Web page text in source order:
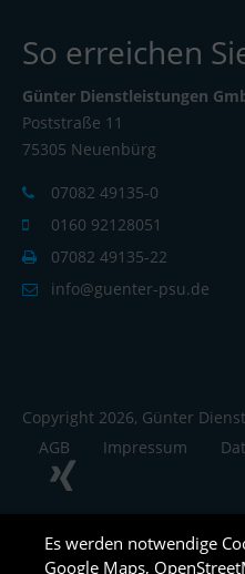
So erreichen
Günter Dienstleistungen
Poststraße 11
75305 Neuenbürg
07082 49135-0
0160 92128051
07082 49135-22
info@guenter-psu.de
Copyright 2026, Günter
AGB
Impressum
Es werden notwendige
Google Maps,